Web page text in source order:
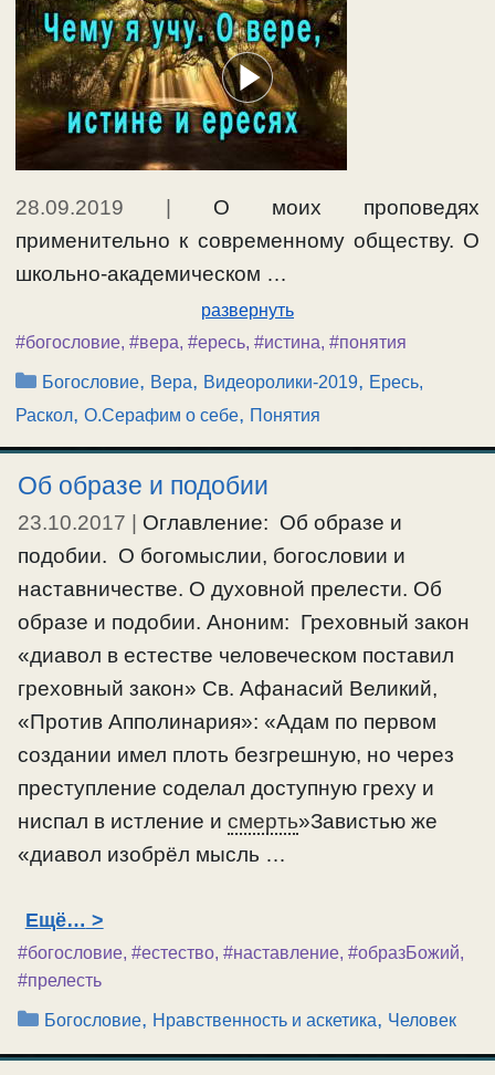
28.09.2019 | О моих проповедях
применительно к современному обществу. О
школьно-академическом …
развернуть
#богословие, #вера, #ересь, #истина, #понятия
Рубрики
Богословие, Вера, Видеоролики-2019, Ересь,
Раскол, О.Серафим о себе, Понятия
Об образе и подобии
23.10.2017
Оглавление: Об образе и
подобии. О богомыслии, богословии и
наставничестве. О духовной прелести. Об
образе и подобии. Аноним: Греховный закон
«диавол в естестве человеческом поставил
греховный закон» Св. Афанасий Великий,
«Против Апполинария»: «Адам по первом
создании имел плоть безгрешную, но через
преступление соделал доступную греху и
ниспал в истление и смерть»Завистью же
«диавол изобрёл мысль …
Ещё…
#богословие, #естество, #наставление, #образБожий,
#прелесть
Рубрики
Богословие, Нравственность и аскетика, Человек